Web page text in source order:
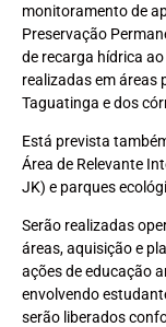
monitoramento de
Preservação
de recarga hídrica
realizadas em áreas
Taguatinga e dos
Está prevista
Área de Relevante
JK) e parques
Serão realizadas
áreas, aquisição e
ações de educação
envolvendo
serão liberados